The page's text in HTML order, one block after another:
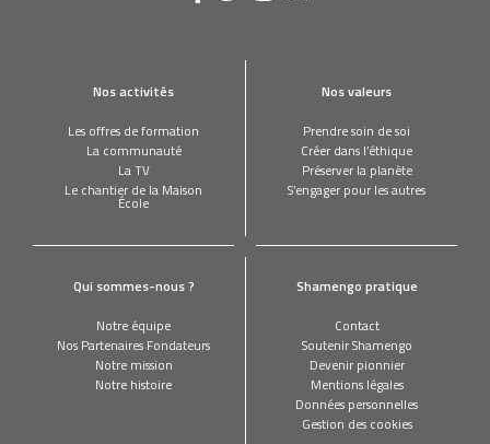
Nos activités
Les offres de formation
La communauté
La TV
Le chantier de la Maison
École
Nos valeurs
Prendre soin de soi
Créer dans l’éthique
Préserver la planète
S’engager pour les autres
Qui sommes-nous ?
Notre équipe
Nos Partenaires Fondateurs
Notre mission
Notre histoire
Shamengo pratique
Contact
Soutenir Shamengo
Devenir pionnier
Mentions légales
Données personnelles
Gestion des cookies